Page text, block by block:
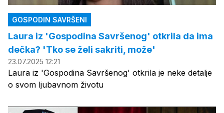
GOSPODIN SAVRŠENI
Laura iz 'Gospodina Savršenog' otkrila da ima
dečka? 'Tko se želi sakriti, može'
23.07.2025 12:21
Laura iz 'Gospodina Savršenog' otkrila je neke detalje
o svom ljubavnom životu